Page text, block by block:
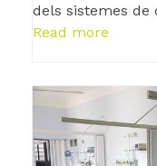
dels sistemes
Read more